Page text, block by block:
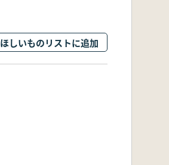
ほしいものリストに追加